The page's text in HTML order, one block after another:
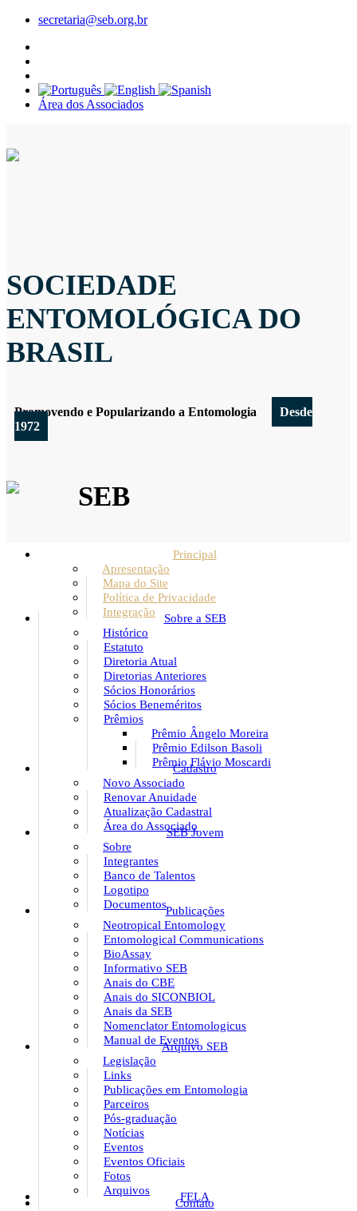
secretaria@seb.org.br
Área dos Associados
SOCIEDADE
ENTOMOLÓGICA DO
BRASIL
Promovendo e Popularizando a Entomologia
Desde
1972
SEB
Principal
Apresentação
Mapa do Site
Política de Privacidade
Integração
Sobre a SEB
Histórico
Estatuto
Diretoria Atual
Diretorias Anteriores
Sócios Honorários
Sócios Beneméritos
Prêmios
Prêmio Ângelo Moreira
Prêmio Edilson Basoli
Prêmio Flávio Moscardi
Cadastro
Novo Associado
Renovar Anuidade
Atualização Cadastral
Área do Associado
SEB Jovem
Sobre
Integrantes
Banco de Talentos
Logotipo
DocumentosPublicações
Neotropical Entomology
Entomological Communications
BioAssay
Informativo SEB
Anais do CBE
Anais do SICONBIOL
Anais da SEB
Nomenclator Entomologicus
Manual de Eventos
Arquivo SEB
Legislação
Links
Publicações em Entomologia
Parceiros
Pós-graduação
Notícias
Eventos
Eventos Oficiais
Fotos
Arquivos
FELA
Contato